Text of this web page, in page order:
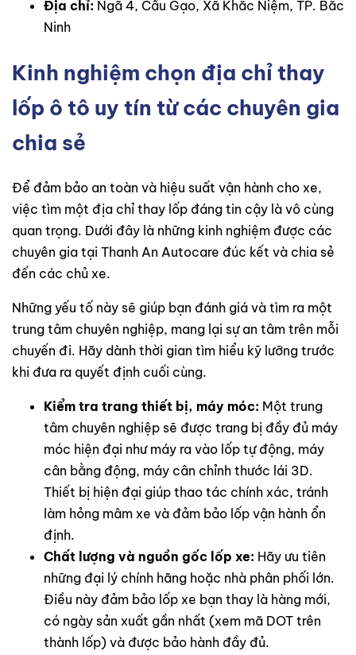
Địa chỉ: Ngã 4, Cầu Gạo, Xã Khắc Niệm, TP. Bắc
Ninh
Kinh nghiệm chọn địa chỉ thay
lốp ô tô uy tín từ các chuyên gia
chia sẻ
Để đảm bảo an toàn và hiệu suất vận hành cho xe,
việc tìm một địa chỉ thay lốp đáng tin cậy là vô cùng
quan trọng. Dưới đây là những kinh nghiệm được các
chuyên gia tại Thanh An Autocare đúc kết và chia sẻ
đến các chủ xe.
Những yếu tố này sẽ giúp bạn đánh giá và tìm ra một
trung tâm chuyên nghiệp, mang lại sự an tâm trên mỗi
chuyến đi. Hãy dành thời gian tìm hiểu kỹ lưỡng trước
khi đưa ra quyết định cuối cùng.
Kiểm tra trang thiết bị, máy móc: Một trung
tâm chuyên nghiệp sẽ được trang bị đầy đủ máy
móc hiện đại như máy ra vào lốp tự động, máy
cân bằng động, máy cân chỉnh thước lái 3D.
Thiết bị hiện đại giúp thao tác chính xác, tránh
làm hỏng mâm xe và đảm bảo lốp vận hành ổn
định.
Chất lượng và nguồn gốc lốp xe: Hãy ưu tiên
những đại lý chính hãng hoặc nhà phân phối lớn.
Điều này đảm bảo lốp xe bạn thay là hàng mới,
có ngày sản xuất gần nhất (xem mã DOT trên
thành lốp) và được bảo hành đầy đủ.